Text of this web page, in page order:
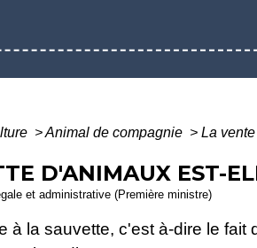
>Animal de compagnie > La
D'ANIMAUX EST-
et administrative (Première ministre)
à la sauvette, c'est à-dire le